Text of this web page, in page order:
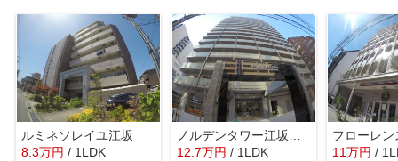
ルミネソレイユ江坂
8.3万円 / 1LDK
12.7万円 / 1LDK
フローレン
11万円 /